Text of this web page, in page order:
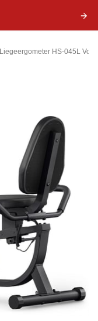
Liegeergometer HS-045L Volt